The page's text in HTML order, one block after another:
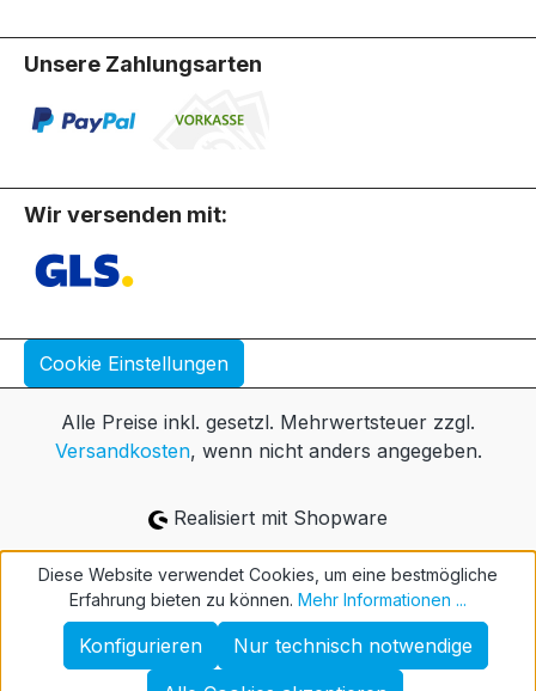
Unsere Zahlungsarten
Wir versenden mit:
Cookie Einstellungen
Alle Preise inkl. gesetzl. Mehrwertsteuer zzgl.
Versandkosten, wenn nicht anders angegeben.
Realisiert mit Shopware
Diese Website verwendet Cookies, um eine bestmögliche
Erfahrung bieten zu können. Mehr Informationen ...
Nur technisch notwendige
Konfigurieren